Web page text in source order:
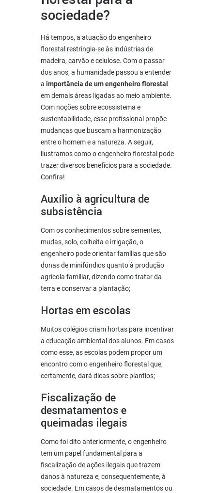
sociedade?
Há tempos, a atuação do engenheiro
florestal restringia-se às indústrias de
madeira, carvão e celulose. Com o passar
dos anos, a humanidade passou a entender
a importância de um engenheiro florestal
em demais áreas ligadas ao meio ambiente.
Com noções sobre ecossistema e
sustentabilidade, esse profissional propõe
mudanças que buscam a harmonização
entre o homem e a natureza. A seguir,
ilustramos como o engenheiro florestal pode
trazer diversos benefícios para a sociedade.
Confira!
Auxílio à agricultura de
subsistência
Com os conhecimentos sobre sementes,
mudas, solo, colheita e irrigação, o
engenheiro pode orientar famílias que são
donas de minifúndios quanto à produção
agrícola familiar, dizendo como tratar da
terra e conservar a plantação;
Hortas em escolas
Muitos colégios criam hortas para incentivar
a educação ambiental dos alunos. Em casos
como esse, as escolas podem propor um
encontro com o engenheiro florestal que,
certamente, dará dicas sobre plantios;
Fiscalização de
desmatamentos e
queimadas ilegais
Como foi dito anteriormente, o engenheiro
tem um papel fundamental para a
fiscalização de ações ilegais que trazem
danos à natureza e, consequentemente, à
sociedade. Em casos de desmatamentos ou